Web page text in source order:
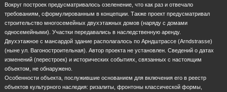
Вокруг построек предусматривалось озеленение, что как раз и отвечало
требованиям, сформулированным в концепции. Также проект предусматривал
строительство многосемейных двухэтажных домов (наряду с домами
односемейными). Участки передавались в наследственную аренду.
Двухэтажное с мансардой здание располагалось по Арндштрассе (Arndstrasse)
(ныне ул. Вагоностроительная). Автор проекта не установлен. Сведений о датах
изменений (перестроек) и исторических событиях, связанных с настоящим
объектом, не обнаружено.
Особенности объекта, послужившие основанием для включения его в реестр
объектов культурного наследия: ризалиты, фронтоны классической формы,